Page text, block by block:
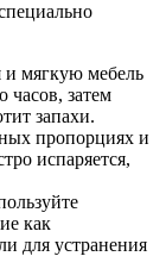
и мягкую мебель
часов, затем
запахи.
пропорциях и
испаряется,
как
для устранения